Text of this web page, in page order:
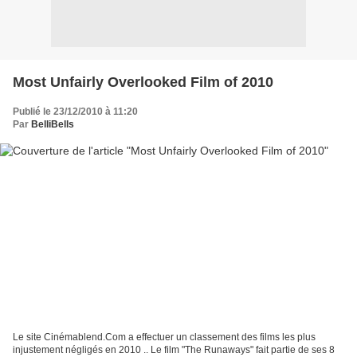
Most Unfairly Overlooked Film of 2010
Publié le 23/12/2010 à 11:20
Par BelliBells
Le site Cinémablend.Com a effectuer un classement des films les plus
injustement négligés en 2010 .. Le film "The Runaways" fait partie de ses 8